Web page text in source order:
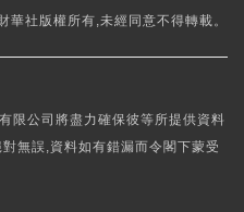
華社版權所有,未經同意不得轉載。
限公司將盡力確保彼等所提供資料
無誤,資料如有錯漏而令閣下蒙受